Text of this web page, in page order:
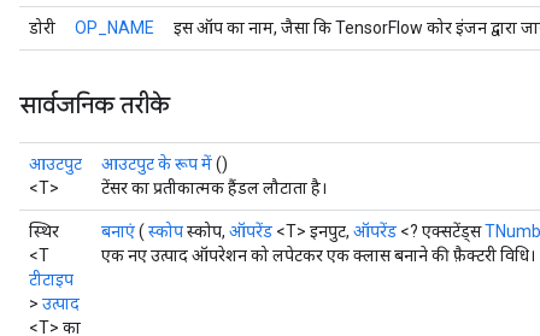
डोरी OP_NAME इस ऑप का नाम, जैसा कि TensorFlow कोर इंजन द्वारा
सार्वजनिक तरीके
आउटपुट
<T>
आउटपुट के रूप में()
टेंसर का प्रतीकात्मक हैंडल लौटाता है।
स्थिर
<T
टीटाइप
> उत्पाद
<T> का
बनाएं( स्कोपस्कोप, ऑपरेंड <T> इनपुट, ऑपरेंड <? एक्सटेंड्स
एक नए उत्पाद ऑपरेशन को लपेटकर एक क्लास बनाने की फ़ैक्टरी विधि।